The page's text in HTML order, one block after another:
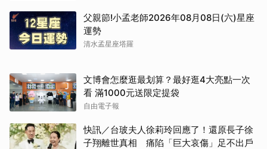
父親節!小孟老師2026年08月08日(六)星座
運勢
清水孟星座塔羅
文博會怎麼逛最划算？最好逛4大亮點一次
看 滿1000元送限定提袋
自由電子報
快訊／台玻夫人徐莉玲回應了！還原長子徐
子翔離世真相 痛陷「巨大哀傷」足不出戶